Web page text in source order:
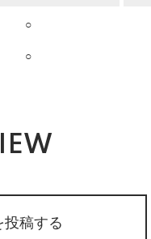
○
○
投稿する